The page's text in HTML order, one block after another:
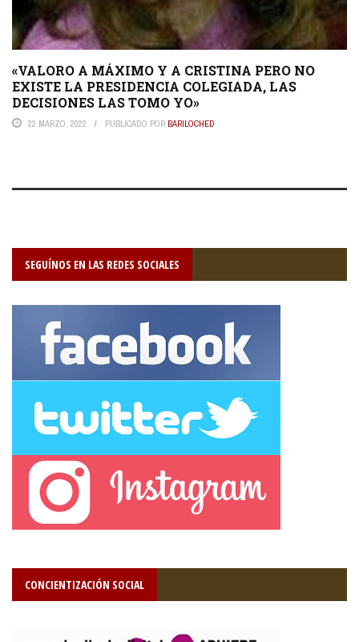
«VALORO A MÁXIMO Y A CRISTINA PERO NO
EXISTE LA PRESIDENCIA COLEGIADA, LAS
DECISIONES LAS TOMO YO»
22 MARZO, 2022 PUBLICADO POR BARILOCHED
SEGUÍNOS EN LAS REDES SOCIALES
CONCIENTIZACIÓN SOCIAL